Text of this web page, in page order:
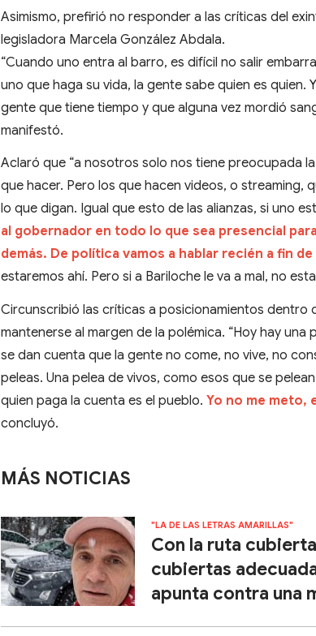
Asimismo, prefirió no responder a las críticas del
legisladora Marcela González Abdala.
“Cuando uno entra al barro, es difícil no salir
uno que haga su vida, la gente sabe quien es
gente que tiene tiempo y que alguna vez mordió
manifestó.
Aclaró que “a nosotros solo nos tiene preocupada
que hacer. Pero los que hacen videos, o streaming,
lo que digan. Igual que esto de las alianzas, si uno
al gobernador en todo lo que sea presencial
demás. De política vamos a hablar recién a fin de
estaremos ahí. Pero si a Bariloche le va a mal, no
Circunscribió las críticas a posicionamientos dentro
mantenerse al margen de la polémica. “Hoy hay
se dan cuenta que la gente no come, no vive, no
peleas. Una pelea de vivos, como esos que se
quien paga la cuenta es el pueblo.Yo no me meto,
concluyó.
MÁS NOTICIAS
"LA DE LAS LETRAS AMARILLAS"
Con la ruta
cubiertas
apunta contra una